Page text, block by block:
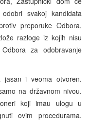
svakoj kandidata
preporuke Odbora,
razloge iz kojih nisu
za odobravanje
jasan i veoma otvoren.
na državnom nivou.
koji imau ulogu u
ovim procedurama.